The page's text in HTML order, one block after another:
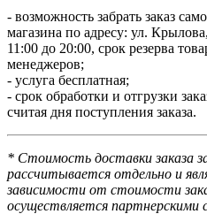
- возможность забрать заказ
магазина по адресу: ул.
11:00 до 20:00, срок резерва
менеджеров;
- услуга бесплатная;
- срок обработки и отгрузки
считая дня поступления заказа.
* Стоимость доставки заказа
рассчитывается отдельно и
зависимости от стоимости
осуществляется